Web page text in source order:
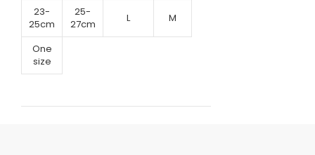
23-
25cm
25-
27cm
L M
One
size